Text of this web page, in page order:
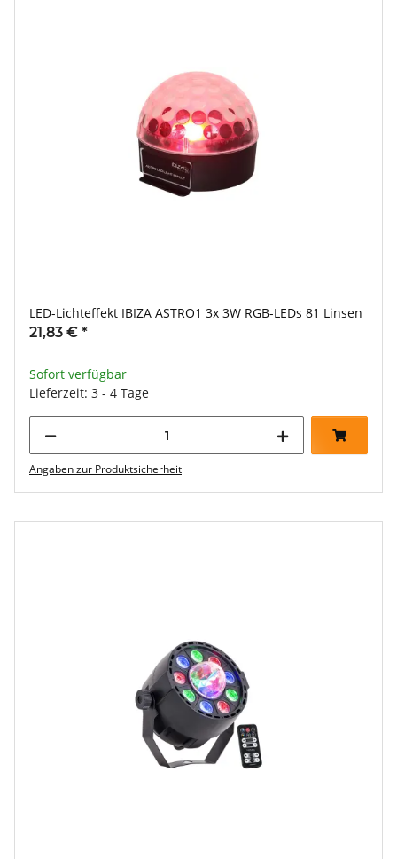
LED-Lichteffekt IBIZA ASTRO1 3x 3W RGB-LEDs 81 Linsen
21,83 € *
Sofort verfügbar
Lieferzeit: 3 - 4 Tage
Angaben zur Produktsicherheit